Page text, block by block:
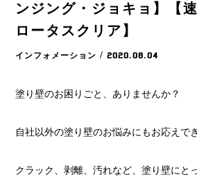
ンジング・ジョキョ】【
ロータスクリア】
インフォメーション / 2020.08.04
塗り壁のお困りごと、ありませんか？
自社以外の塗り壁のお悩みにもお応えで
クラック、剥離、汚れなど、塗り壁にと